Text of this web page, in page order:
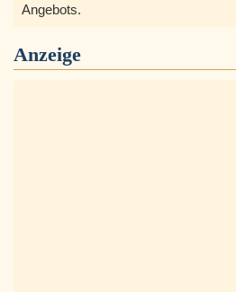
Angebots.
Anzeige